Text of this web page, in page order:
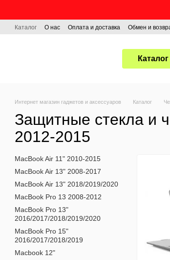
Каталог О нас Оплата и доставка Обмен и
Интернет магазин гаджетов и аксессуаров Каталог
Защитные стекла и
2012-2015
MacBook Air 11" 2010-2015
MacBook Air 13" 2008-2017
MacBook Air 13" 2018/2019/2020
MacBook Pro 13 2008-2012
MacBook Pro 13"
2016/2017/2018/2019/2020
MacBook Pro 15"
2016/2017/2018/2019
Macbook 12"